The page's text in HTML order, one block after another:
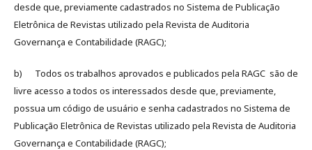
desde que, previamente cadastrados no Sistema de Publicação
Eletrônica de Revistas utilizado pela Revista de Auditoria
Governança e Contabilidade (RAGC);
b) Todos os trabalhos aprovados e publicados pela RAGC são de
livre acesso a todos os interessados desde que, previamente,
possua um código de usuário e senha cadastrados no Sistema de
Publicação Eletrônica de Revistas utilizado pela Revista de Auditoria
Governança e Contabilidade (RAGC);